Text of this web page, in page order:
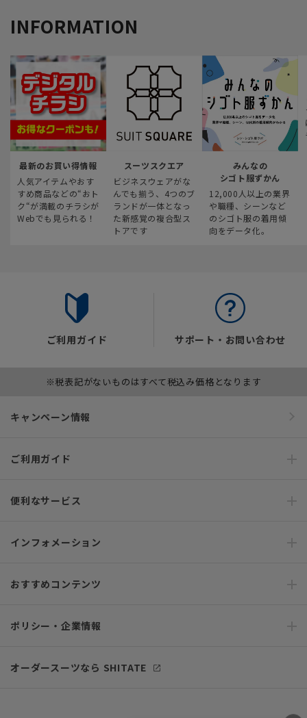
INFORMATION
最新のお買い得情報
人気アイテムやおす
すめ商品などの“おト
ク“が満載のチラシが
Webでも見られる！
スーツスクエア
ビジネスウェアがな
んでも揃う、4つのブ
ランドが一体となっ
た新感覚の複合型ス
トアです
みんなの
シゴト服ずかん
12,000人以上の業界
や職種、シーンなど
のシゴト服の着用傾
向をデータ化。
ご利用ガイド サポート・お問い合わせ
※税表記がないものはすべて税込み価格となります
キャンペーン情報
ご利用ガイド
便利なサービス
インフォメーション
おすすめコンテンツ
ポリシー・企業情報
オーダースーツなら SHITATE